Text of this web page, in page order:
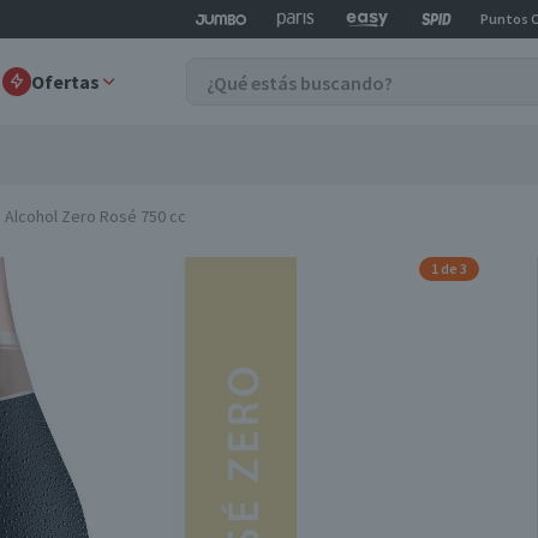
Puntos
Ofertas
Zero Rosé 750 cc
1 de 3